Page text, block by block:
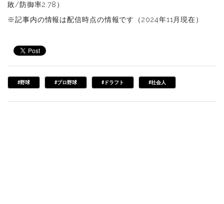
敗/防御率2.78）
※記事内の情報は配信時点の情報です（2024年11月現在）
#野球 #プロ野球 #ドラフト #社会人